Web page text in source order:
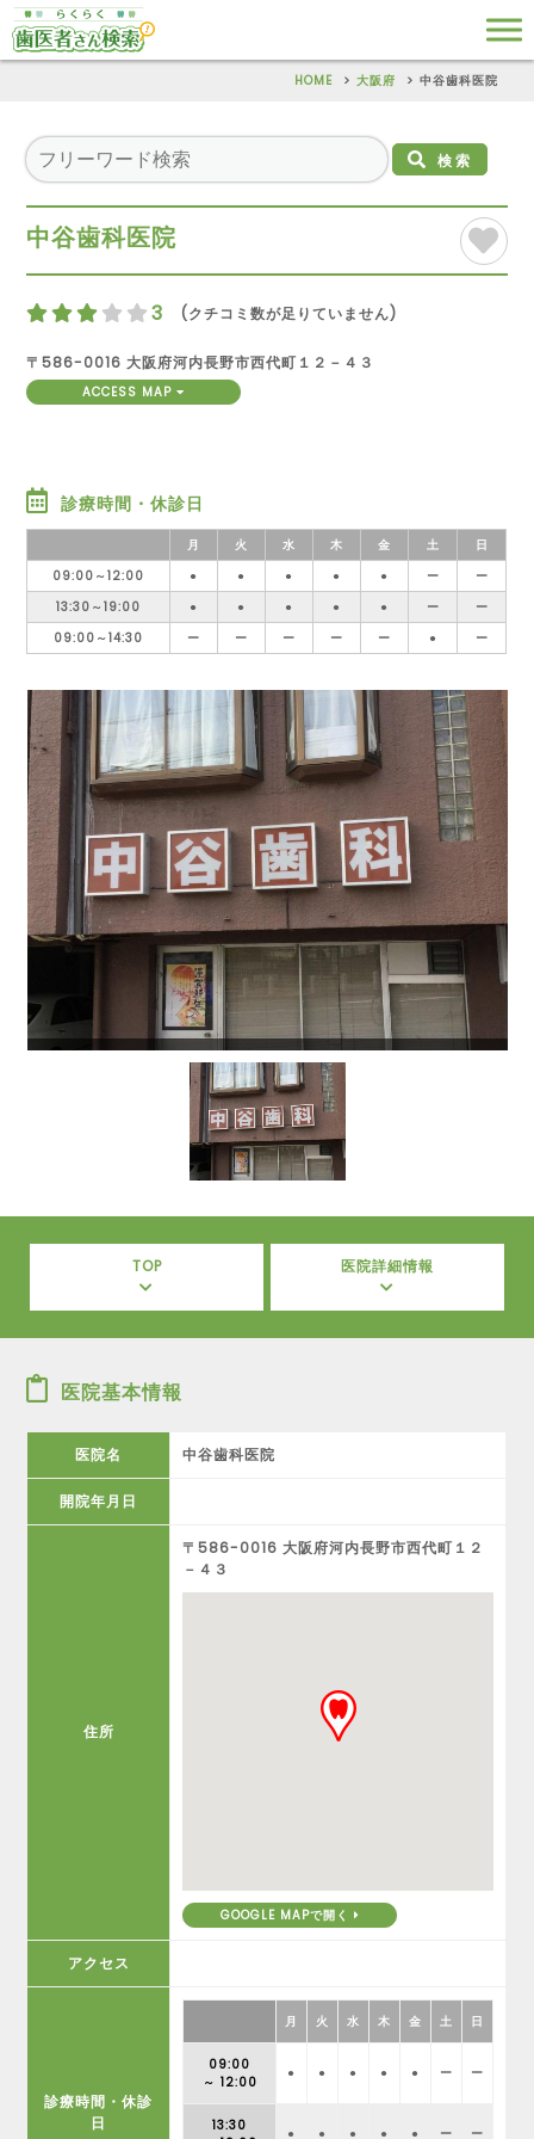
HOME 大阪府 中谷歯科医院
検索
中谷歯科医院
3 (クチコミ数が足りていません)
〒586-0016 大阪府河内長野市西代町１２－４３
ACCESS MAP
診療時間・休診日
月 火 水 木 金 土
日
09:00～12:00
● ● ● ● ● ー
ー
13:30～19:00
● ● ● ● ● ー
ー
09:00～14:30
ー ー ー ー ー ● ー
TOP 医院詳細情報
医院基本情報
医院名 中谷歯科医院
開院年月日
住所
〒586-0016 大阪府河内長野市西代町１２
－４３
GOOGLE MAPで開く
アクセス
診療時間・休診
日
月 火 水 木 金 土 日
09:00
～ 12:00
● ● ● ● ● ー ー
13:30
● ● ● ● ● ー ー